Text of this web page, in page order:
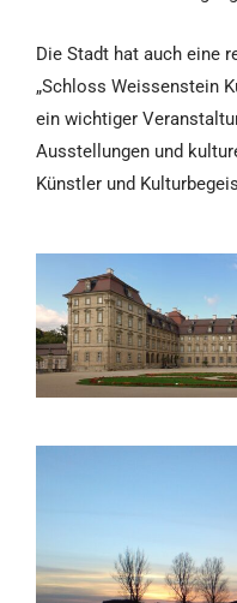
Die Stadt hat auch eine
„Schloss Weissenstein
ein wichtiger
Ausstellungen und
Künstler und